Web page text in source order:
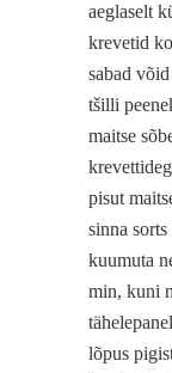
aeglaselt
krevetid
sabad
tšilli
maitse
pisut
sinna
kuumuta
min, kuni
lõpus